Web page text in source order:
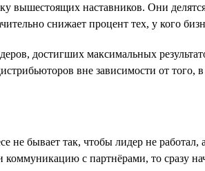
вышестоящих наставников. Они
снижает процент тех, у кого
достигших максимальных
вне зависимости от того, в
бывает так, чтобы лидер не работал,
с партнёрами, то сразу